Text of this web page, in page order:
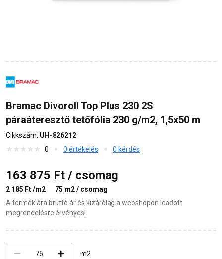
Bramac Divoroll Top Plus 230 2S
páraáteresztő tetőfólia 230 g/m2, 1,5x50 m
Cikkszám: UH-826212
0
0 értékelés 0 kérdés
163 875 Ft / csomag
2 185 Ft /m2
75 m2 / csomag
A termék ára bruttó ár és kizárólag a webshopon leadott
megrendelésre érvényes!
m2